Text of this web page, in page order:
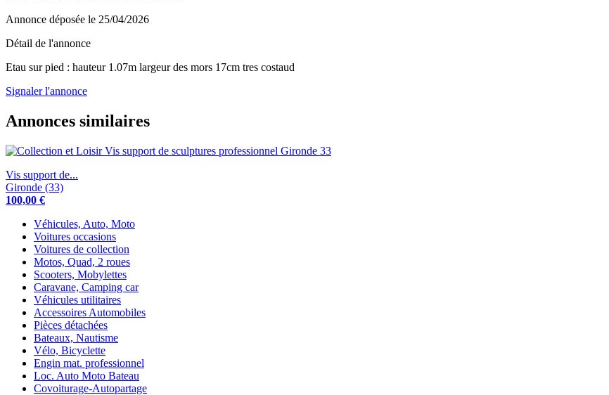
Annonce déposée le 25/04/2026
Détail de l'annonce
Etau sur pied : hauteur 1.07m largeur des mors 17cm tres costaud
Signaler l'annonce
Annonces similaires
Vis support de...
Gironde (33)
100,00 €
Véhicules, Auto, Moto
Voitures occasions
Voitures de collection
Motos, Quad, 2 roues
Scooters, Mobylettes
Caravane, Camping car
Véhicules utilitaires
Accessoires Automobiles
Pièces détachées
Bateaux, Nautisme
Vélo, Bicyclette
Engin mat. professionnel
Loc. Auto Moto Bateau
Covoiturage-Autopartage